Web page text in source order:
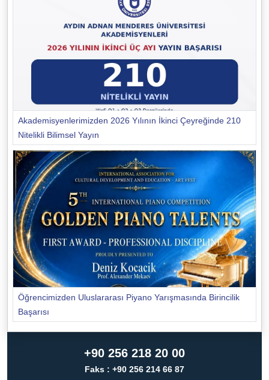
Akademisyenlerimizden 2026 Yılının İkinci Çeyreğinde 210
Nitelikli Bilimsel Yayın
Öğrencimizden Uluslararası Piyano Yarışmasında Birincilik
Başarısı
+90 256 218 20 00
Faks : +90 256 214 66 87